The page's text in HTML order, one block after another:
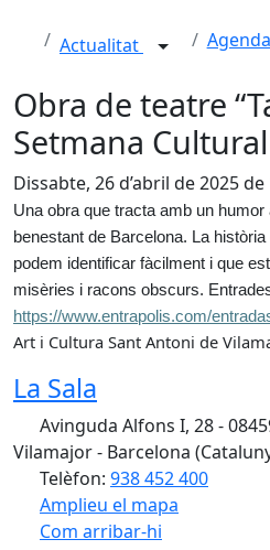
Actualitat Agenda
Obra de teatre
Setmana
Dissabte, 26 d’abril de 2025
Una obra que tracta amb un
benestant de Barcelona. La
podem identificar fàcilment i que
misèries i racons obscurs.
https://www.entrapolis.com/
Art i Cultura Sant Antoni de
La Sala
Avinguda Alfons I, 28 -
Vilamajor - Barcelona
Telèfon: 938 452 400
Amplieu el mapa
Com arribar-hi